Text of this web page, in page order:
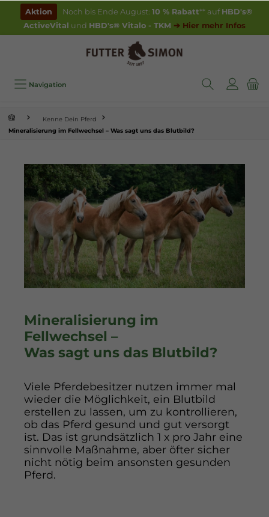
springen
Aktion Noch bis Ende August: 10 % Rabatt** auf HBD's®
ActiveVital und HBD's® Vitalo - TKM ➔ Hier mehr Infos
Navigation
Kenne Dein Pferd
Mineralisierung im Fellwechsel – Was sagt uns das Blutbild?
Mineralisierung im
Fellwechsel –
Was sagt uns das Blutbild?
Viele Pferdebesitzer nutzen immer mal
wieder die Möglichkeit, ein Blutbild
erstellen zu lassen, um zu kontrollieren,
ob das Pferd gesund und gut versorgt
ist. Das ist grundsätzlich 1 x pro Jahr eine
sinnvolle Maßnahme, aber öfter sicher
nicht nötig beim ansonsten gesunden
Pferd.